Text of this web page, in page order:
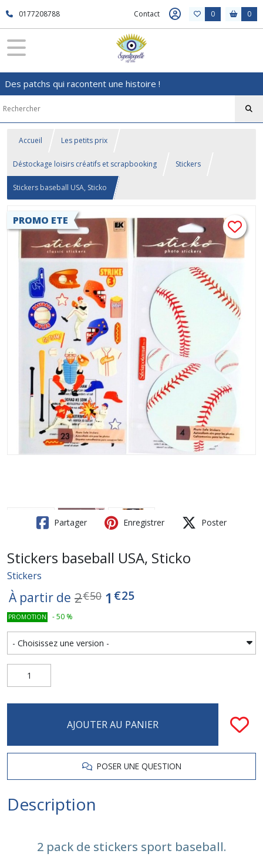
0177208788 Contact 0 0
Des patchs qui racontent une histoire !
Accueil Les petits prix
Déstockage loisirs créatifs et scrapbooking Stickers
Stickers baseball USA, Sticko
PROMO ETE
Partager Enregistrer Poster
Stickers baseball USA, Sticko
Stickers
À partir de 2€50 1 €25
PROMOTION -50 %
AJOUTER AU PANIER
POSER UNE QUESTION
Description
2 pack de stickers sport baseball.